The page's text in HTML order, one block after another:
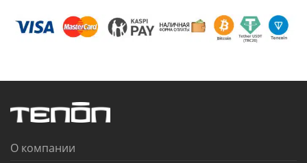
О компании